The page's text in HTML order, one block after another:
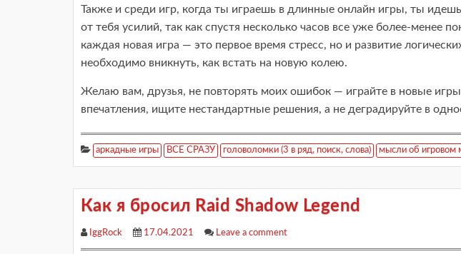
Также и среди игр, когда ты играешь в длинные онлайн игры, ты
от тебя усилий, так как спустя несколько часов все уже более-менее
каждая новая игра — это первое время стресс, но и развитие
необходимо вникнуть, как встать на новую колею.
Желаю вам, друзья, не повторять моих ошибок — играйте в новые
впечатления, ищите нестандартные решения, а не деградируйте в
аркадные игры ВСЕ СРАЗУ головоломки (3 в ряд, поиск, слова) мысли об игровом
Как я бросил Raid Shadow Legend
IggRock 17.04.2021 Leave a comment